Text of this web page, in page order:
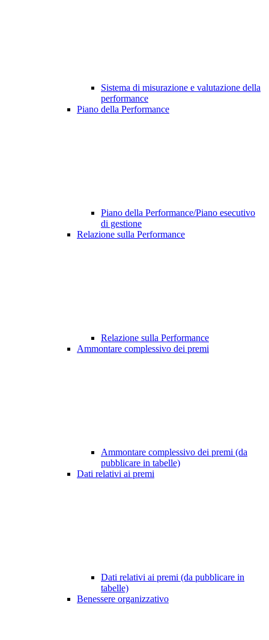
Sistema di misurazione e valutazione della
performance
Piano della Performance
Piano della Performance/Piano esecutivo
di gestione
Relazione sulla Performance
Relazione sulla Performance
Ammontare complessivo dei premi
Ammontare complessivo dei premi (da
pubblicare in tabelle)
Dati relativi ai premi
Dati relativi ai premi (da pubblicare in
tabelle)
Benessere organizzativo